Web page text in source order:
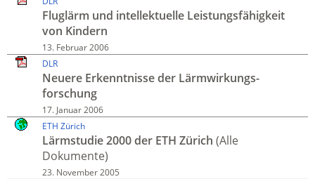
Flug­lärm und intellek­tuelle Leistungs­fähig­keit
von Kindern
13. Februar 2006
DLR
Neuere Erkennt­nisse der Lärm­wirkungs­
forschung
17. Januar 2006
ETH Zürich
Lärmstudie 2000 der ETH Zürich (Alle
Dokumente)
23. November 2005